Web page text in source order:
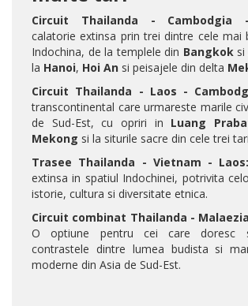
Circuit Thailanda - Cambodgia -
calatorie extinsa prin trei dintre cele mai
Indochina, de la templele din Bangkoksi
la Hanoi, Hoi An si peisajele din delta
Circuit Thailanda - Laos -
transcontinental care urmareste marile
de Sud-Est, cu opriri in Luang
Mekong si la siturile sacre din cele trei
Trasee Thailanda - Vietnam - Laos:
extinsa in spatiul Indochinei, potrivita
istorie, cultura si diversitate etnica.
Circuit combinat Thailanda -
O optiune pentru cei care doresc
contrastele dintre lumea budista si
moderne din Asia de Sud-Est.